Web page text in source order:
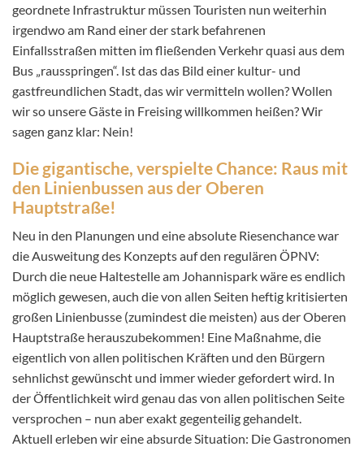
geordnete Infrastruktur müssen Touristen nun weiterhin
irgendwo am Rand einer der stark befahrenen
Einfallsstraßen mitten im fließenden Verkehr quasi aus dem
Bus „rausspringen“. Ist das das Bild einer kultur- und
gastfreundlichen Stadt, das wir vermitteln wollen? Wollen
wir so unsere Gäste in Freising willkommen heißen? Wir
sagen ganz klar: Nein!
Die gigantische, verspielte Chance: Raus mit
den Linienbussen aus der Oberen
Hauptstraße!
Neu in den Planungen und eine absolute Riesenchance war
die Ausweitung des Konzepts auf den regulären ÖPNV:
Durch die neue Haltestelle am Johannispark wäre es endlich
möglich gewesen, auch die von allen Seiten heftig kritisierten
großen Linienbusse (zumindest die meisten) aus der Oberen
Hauptstraße herauszubekommen! Eine Maßnahme, die
eigentlich von allen politischen Kräften und den Bürgern
sehnlichst gewünscht und immer wieder gefordert wird. In
der Öffentlichkeit wird genau das von allen politischen Seite
versprochen – nun aber exakt gegenteilig gehandelt.
Aktuell erleben wir eine absurde Situation: Die Gastronomen